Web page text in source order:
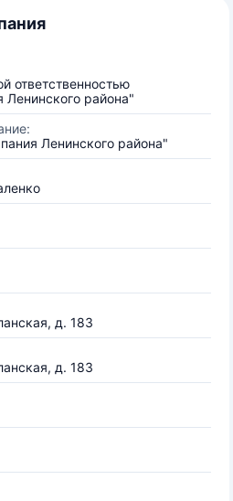
ответственностью
района"
Ленинского района"
д. 183
д. 183